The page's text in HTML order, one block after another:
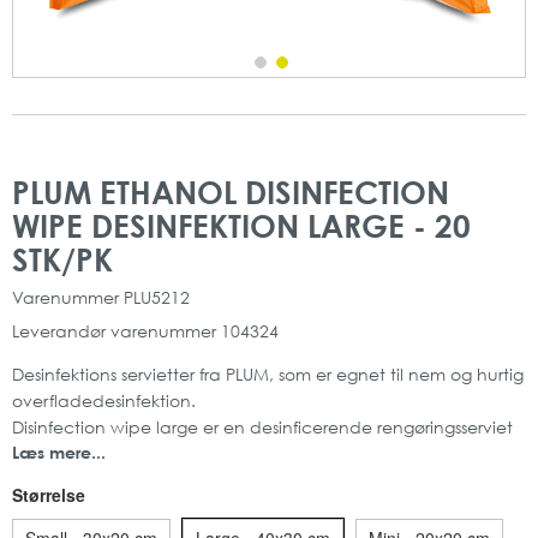
PLUM ETHANOL DISINFECTION
WIPE DESINFEKTION LARGE - 20
STK/PK
Varenummer PLU5212
Leverandør varenummer 104324
Desinfektions servietter fra PLUM, som er egnet til nem og hurtig
overfladedesinfektion.
Disinfection wipe large er en desinficerende rengøringsserviet
uden parfume.
EN14885.
Kludene er pakket i lufttætte forpakninger, for at sikre at de
Læs mere...
Størrelse
slutningen
af
billedgalleriet
starten
af
billedgalleriet